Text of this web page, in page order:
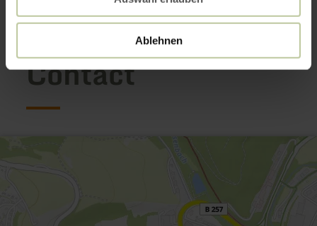
Ablehnen
Galerij openen
Contact